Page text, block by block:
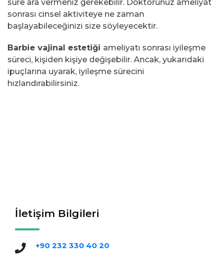
süre ara vermeniz gerekebilir. Doktorunuz ameliyat
sonrası cinsel aktiviteye ne zaman
başlayabileceğinizi size söyleyecektir.
Barbie vajinal estetiği ameliyatı sonrası iyileşme
süreci, kişiden kişiye değişebilir. Ancak, yukarıdaki
ipuçlarına uyarak, iyileşme sürecini
hızlandırabilirsiniz.
İletişim Bilgileri
+90 232 330 40 20